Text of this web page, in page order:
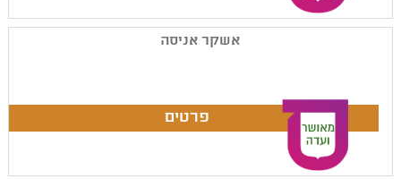
אשקר אניסה